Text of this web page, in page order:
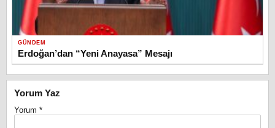
GÜNDEM
Erdoğan’dan “Yeni Anayasa” Mesajı
Yorum Yaz
Yorum *